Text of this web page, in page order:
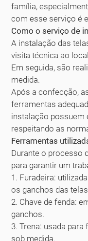
família,
com esse serviço é
Como o serviço de
A instalação das
visita técnica ao
Em seguida, são
medida.
Após a confecção,
ferramentas
instalação possuem
respeitando as
Ferramentas
Durante o processo
para garantir um
1. Furadeira:
os ganchos das
2. Chave de fenda:
ganchos.
3. Trena: usada
sob medida.